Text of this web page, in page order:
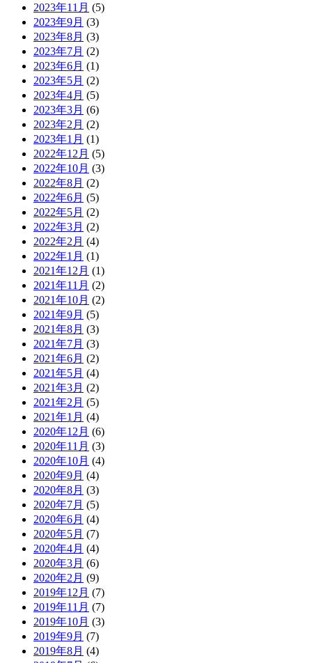
2023年11月 (5)
2023年9月 (3)
2023年8月 (3)
2023年7月 (2)
2023年6月 (1)
2023年5月 (2)
2023年4月 (5)
2023年3月 (6)
2023年2月 (2)
2023年1月 (1)
2022年12月 (5)
2022年10月 (3)
2022年8月 (2)
2022年6月 (5)
2022年5月 (2)
2022年3月 (2)
2022年2月 (4)
2022年1月 (1)
2021年12月 (1)
2021年11月 (2)
2021年10月 (2)
2021年9月 (5)
2021年8月 (3)
2021年7月 (3)
2021年6月 (2)
2021年5月 (4)
2021年3月 (2)
2021年2月 (5)
2021年1月 (4)
2020年12月 (6)
2020年11月 (3)
2020年10月 (4)
2020年9月 (4)
2020年8月 (3)
2020年7月 (5)
2020年6月 (4)
2020年5月 (7)
2020年4月 (4)
2020年3月 (6)
2020年2月 (9)
2019年12月 (7)
2019年11月 (7)
2019年10月 (3)
2019年9月 (7)
2019年8月 (4)